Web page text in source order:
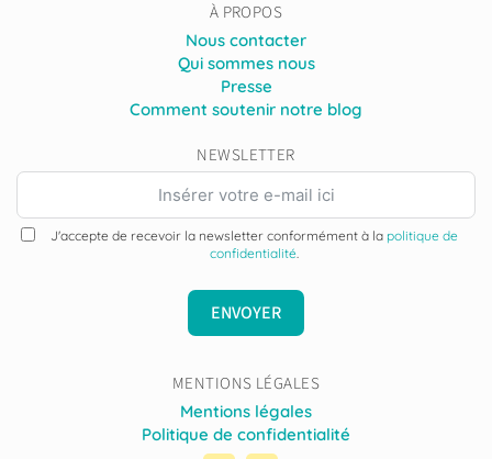
À PROPOS
Nous contacter
Qui sommes nous
Presse
Comment soutenir notre blog
NEWSLETTER
J'accepte de recevoir la newsletter conformément à la politique de
confidentialité
ENVOYER
MENTIONS LÉGALES
Mentions légales
Politique de confidentialité